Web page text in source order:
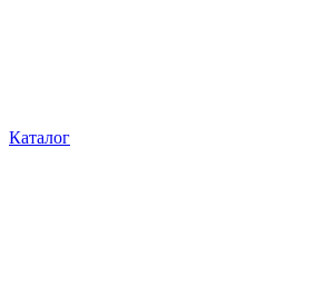
Каталог